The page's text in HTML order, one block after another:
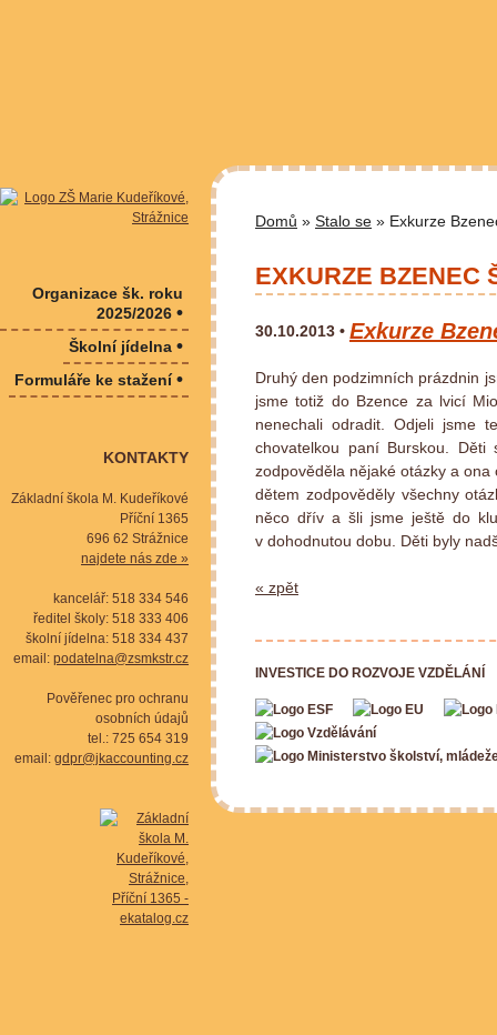
Domů » Stalo se » Exkurze
EXKURZE BZENEC
30.10.2013 • Exkurze
Druhý den podzimních prázdnin
jsme totiž do Bzence za lvicí
nenechali odradit. Odjeli jsme
chovatelkou paní Burskou.
zodpověděla nějaké otázky a
dětem zodpověděly všechny
něco dřív a šli jsme ještě do
v dohodnutou dobu. Děti byly
« zpět
INVESTICE DO ROZVOJE VZDĚLÁNÍ
Organizace šk. roku
2025/2026 •
Školní jídelna •
Formuláře ke stažení•
KONTAKTY
Základní škola M. Kudeříkové
Příční 1365
696 62 Strážnice
najdete nás zde »
kancelář: 518 334 546
ředitel školy: 518 333 406
školní jídelna: 518 334 437
email: podatelna@zsmkstr.cz
Pověřenec pro ochranu
osobních údajů
tel.: 725 654 319
email: gdpr@jkaccounting.cz